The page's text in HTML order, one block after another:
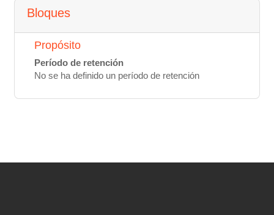
Bloques
Propósito
Período de retención
No se ha definido un período de retención